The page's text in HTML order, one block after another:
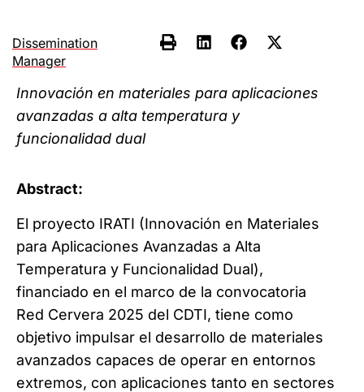
Dissemination
Manager
Innovación en materiales para aplicaciones
avanzadas a alta temperatura y
funcionalidad dual
Abstract:
El proyecto IRATI (Innovación en Materiales
para Aplicaciones Avanzadas a Alta
Temperatura y Funcionalidad Dual),
financiado en el marco de la convocatoria
Red Cervera 2025 del CDTI, tiene como
objetivo impulsar el desarrollo de materiales
avanzados capaces de operar en entornos
extremos, con aplicaciones tanto en sectores